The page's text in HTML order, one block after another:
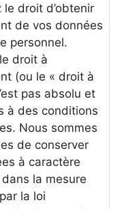
le droit d’obtenir
de vos données
personnel.
droit à
(ou le « droit à
pas absolu et
à des conditions
Nous sommes
de conserver
à caractère
la mesure
la loi